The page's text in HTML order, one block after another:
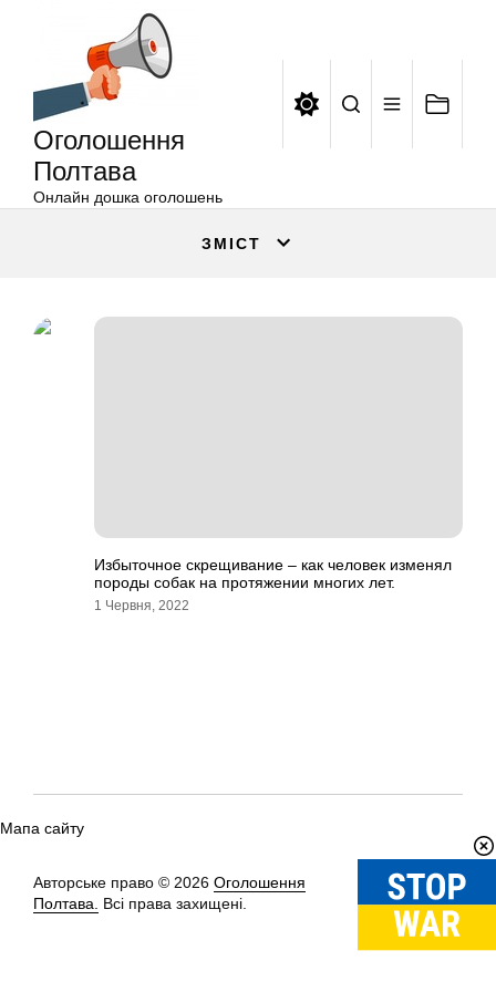
Оголошення
Полтава
Онлайн дошка оголошень
ЗМІСТ
Избыточное скрещивание – как человек изменял
породы собак на протяжении многих лет.
1 Червня, 2022
Мапа сайту
Авторське право © 2026 Оголошення
Полтава.
Всі права захищені.
Вгору↑